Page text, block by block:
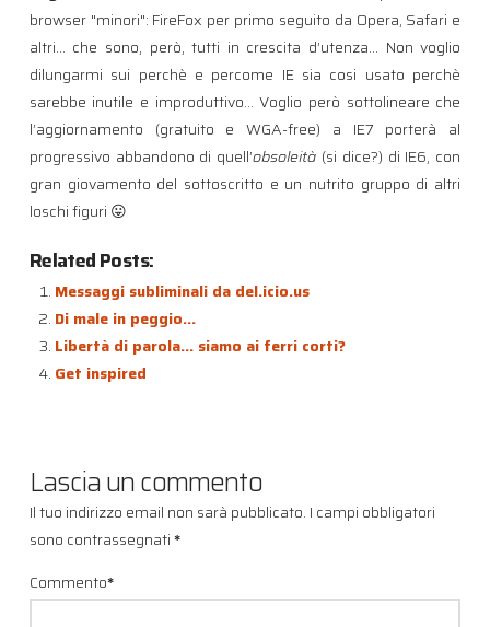
browser "minori": FireFox per primo seguito da Opera, Safari e
altri… che sono, però, tutti in crescita d’utenza… Non voglio
dilungarmi sui perchè e percome IE sia cosi usato perchè
sarebbe inutile e improduttivo… Voglio però sottolineare che
l’aggiornamento (gratuito e WGA-free) a IE7 porterà al
progressivo abbandono di quell’obsoleità (si dice?) di IE6, con
gran giovamento del sottoscritto e un nutrito gruppo di altri
loschi figuri 😛
Related Posts:
Messaggi subliminali da del.icio.us
Di male in peggio…
Libertà di parola… siamo ai ferri corti?
Get inspired
Lascia un commento
Il tuo indirizzo email non sarà pubblicato. I campi obbligatori
sono contrassegnati*
Commento*